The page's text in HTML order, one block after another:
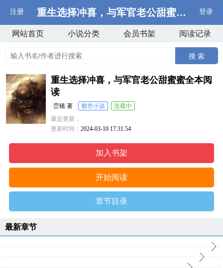
注册 重生选择冲喜，与军官老公甜蜜蜜全本阅
登录
网站首页 小说分类 会员书架 阅读记录
搜 索
重生选择冲喜，与军官老公甜蜜蜜全本阅
读
峦镜 著 都市小说
连载中
最近更新：
更新时间：2024-03-10 17:31:54
加入书架
开始阅读
章节目录
最新章节